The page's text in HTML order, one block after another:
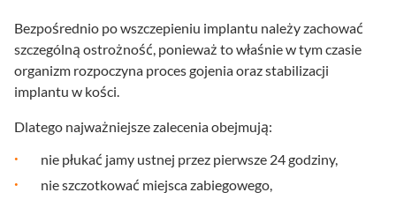
Bezpośrednio po wszczepieniu implantu należy zachować
szczególną ostrożność, ponieważ to właśnie w tym czasie
organizm rozpoczyna proces gojenia oraz stabilizacji
implantu w kości.
Dlatego najważniejsze zalecenia obejmują:
nie płukać jamy ustnej przez pierwsze 24 godziny,
nie szczotkować miejsca zabiegowego,